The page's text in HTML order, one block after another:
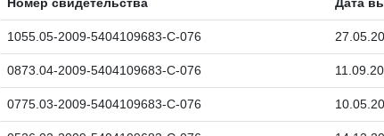
1055.05-2009-5404109683-С-076
0873.04-2009-5404109683-С-076
0775.03-2009-5404109683-С-076